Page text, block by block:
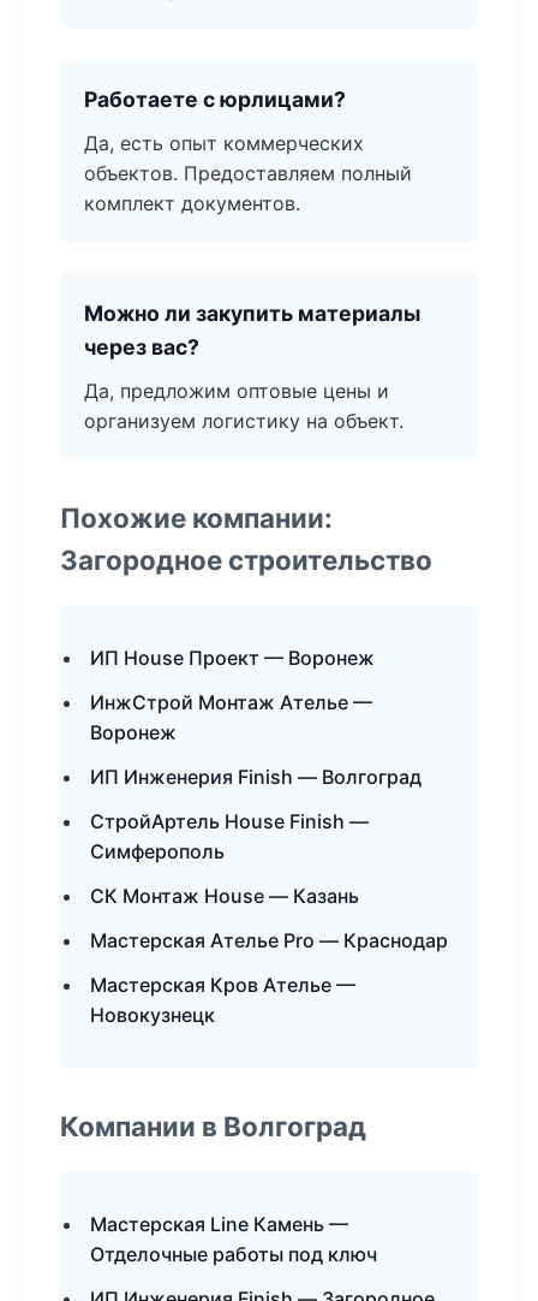
Работаете с юрлицами?
Да, есть опыт коммерческих
объектов. Предоставляем полный
комплект документов.
Можно ли закупить материалы
через вас?
Да, предложим оптовые цены и
организуем логистику на объект.
Похожие компании:
Загородное строительство
ИП House Проект — Воронеж
ИнжСтрой Монтаж Ателье —
Воронеж
ИП Инженерия Finish — Волгоград
СтройАртель House Finish —
Симферополь
СК Монтаж House — Казань
Мастерская Ателье Pro — Краснодар
Мастерская Кров Ателье —
Новокузнецк
Компании в Волгоград
Мастерская Line Камень —
Отделочные работы под ключ